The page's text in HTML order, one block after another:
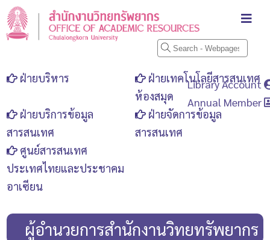
Library Account
Annual Member
ฝ่ายบริหาร
ฝ่ายเทคโนโลยีสารสนเทศ
ห้องสมุด
ฝ่ายบริการข้อมูล
สารสนเทศ
ฝ่ายจัดการข้อมูล
สารสนเทศ
ศูนย์สารสนเทศ
ประเทศไทยและประชาคม
อาเซียน
ผู้อำนวยการสำนักงานวิทยทรัพยากร